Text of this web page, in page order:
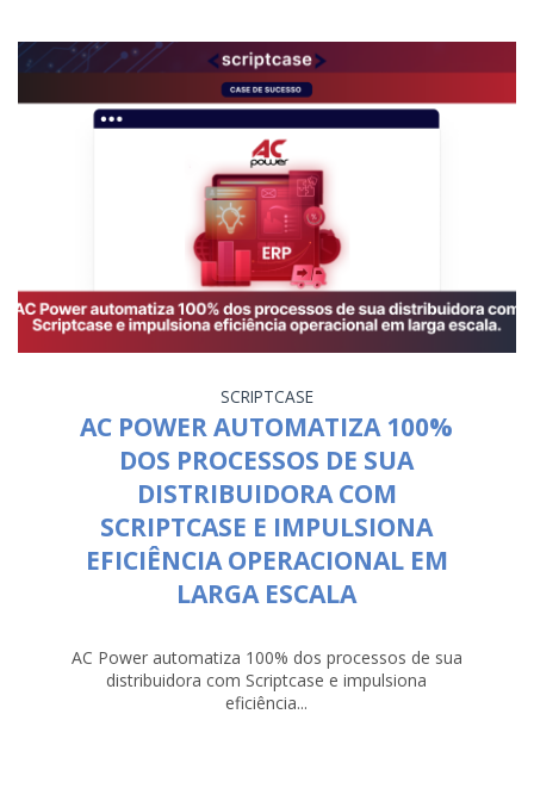
SCRIPTCASE
AC POWER AUTOMATIZA 100%
DOS PROCESSOS DE SUA
DISTRIBUIDORA COM
SCRIPTCASE E IMPULSIONA
EFICIÊNCIA OPERACIONAL EM
LARGA ESCALA
AC Power automatiza 100% dos processos de sua
distribuidora com Scriptcase e impulsiona
eficiência...